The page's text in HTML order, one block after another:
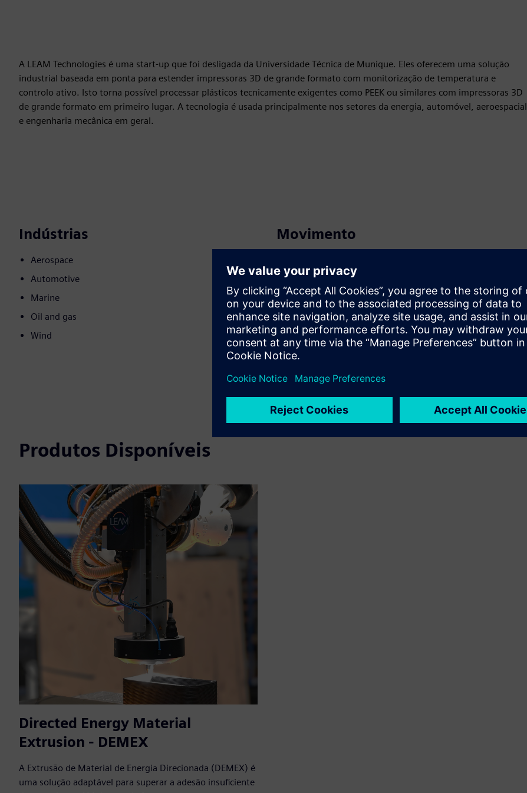
A LEAM Technologies é uma start-up que foi desligada da Universidade Técnica de Munique. Eles oferecem uma solução
industrial baseada em ponta para estender impressoras 3D de grande formato com monitorização de temperatura e
controlo ativo. Isto torna possível processar plásticos tecnicamente exigentes como PEEK ou similares com impressoras 3D
de grande formato em primeiro lugar. A tecnologia é usada principalmente nos setores da energia, automóvel, aeroespacial
e engenharia mecânica em geral.
Indústrias
Aerospace
Automotive
Marine
Oil and gas
Wind
Movimento
Amplia ou desenvolve um produto/solução Siemens
Xcelerator através da criação de um novo produto, ou cria
uma nova solução para o cliente através da integração do
produto Siemens Xcelerator e do seu próprio produto
Sell
Revenda/co-venda de software e hardware digital no
Siemens Xcelerator
Produtos Disponíveis
Directed Energy Material
Extrusion - DEMEX
A Extrusão de Material de Energia Direcionada (DEMEX) é
uma solução adaptável para superar a adesão insuficiente